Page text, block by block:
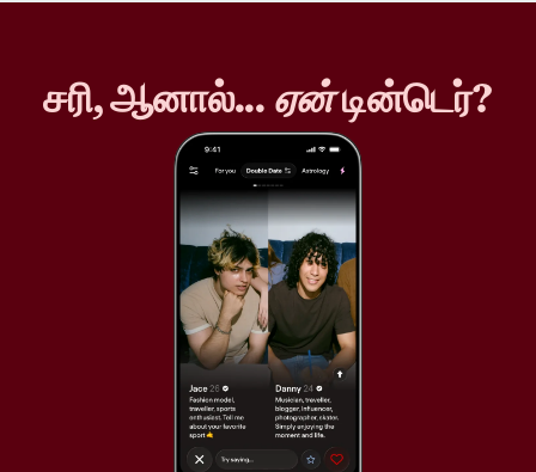
சரி, ஆனால்... ஏன்டின்டெர்?